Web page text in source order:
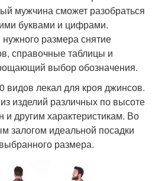
мужчина сможет разобраться
буквами и цифрами.
размера снятие
справочные таблицы и
выбор обозначения.
видов лекал для кроя джинсов.
изделий различных по высоте
другим характеристикам. Во
залогом идеальной посадки
размера.